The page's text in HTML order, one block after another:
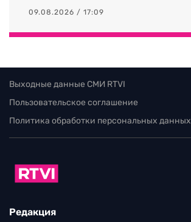
09.08.2026 / 17:09
Выходные данные СМИ RTVI
Пользовательское соглашение
Политика обработки персональных данных
Редакция